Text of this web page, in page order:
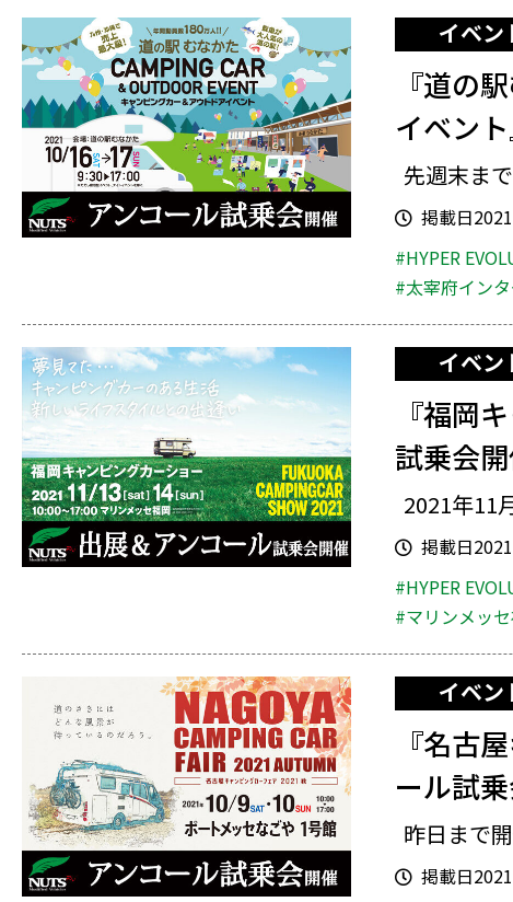
イベン
『道の
イベン
先週末ま
掲載日
#HYPER
#太宰府イン
イベン
『福岡
試乗会開
2021年11
掲載日
#HYPER
#マリンメッ
イベン
『名古
ール試
昨日まで
掲載日